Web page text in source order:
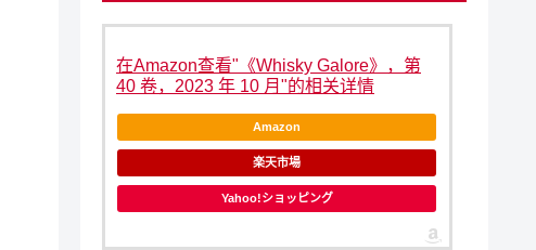
在Amazon查看"《Whisky Galore》，第
40 卷，2023 年 10 月"的相关详情
Amazon
楽天市場
Yahoo!ショッピング